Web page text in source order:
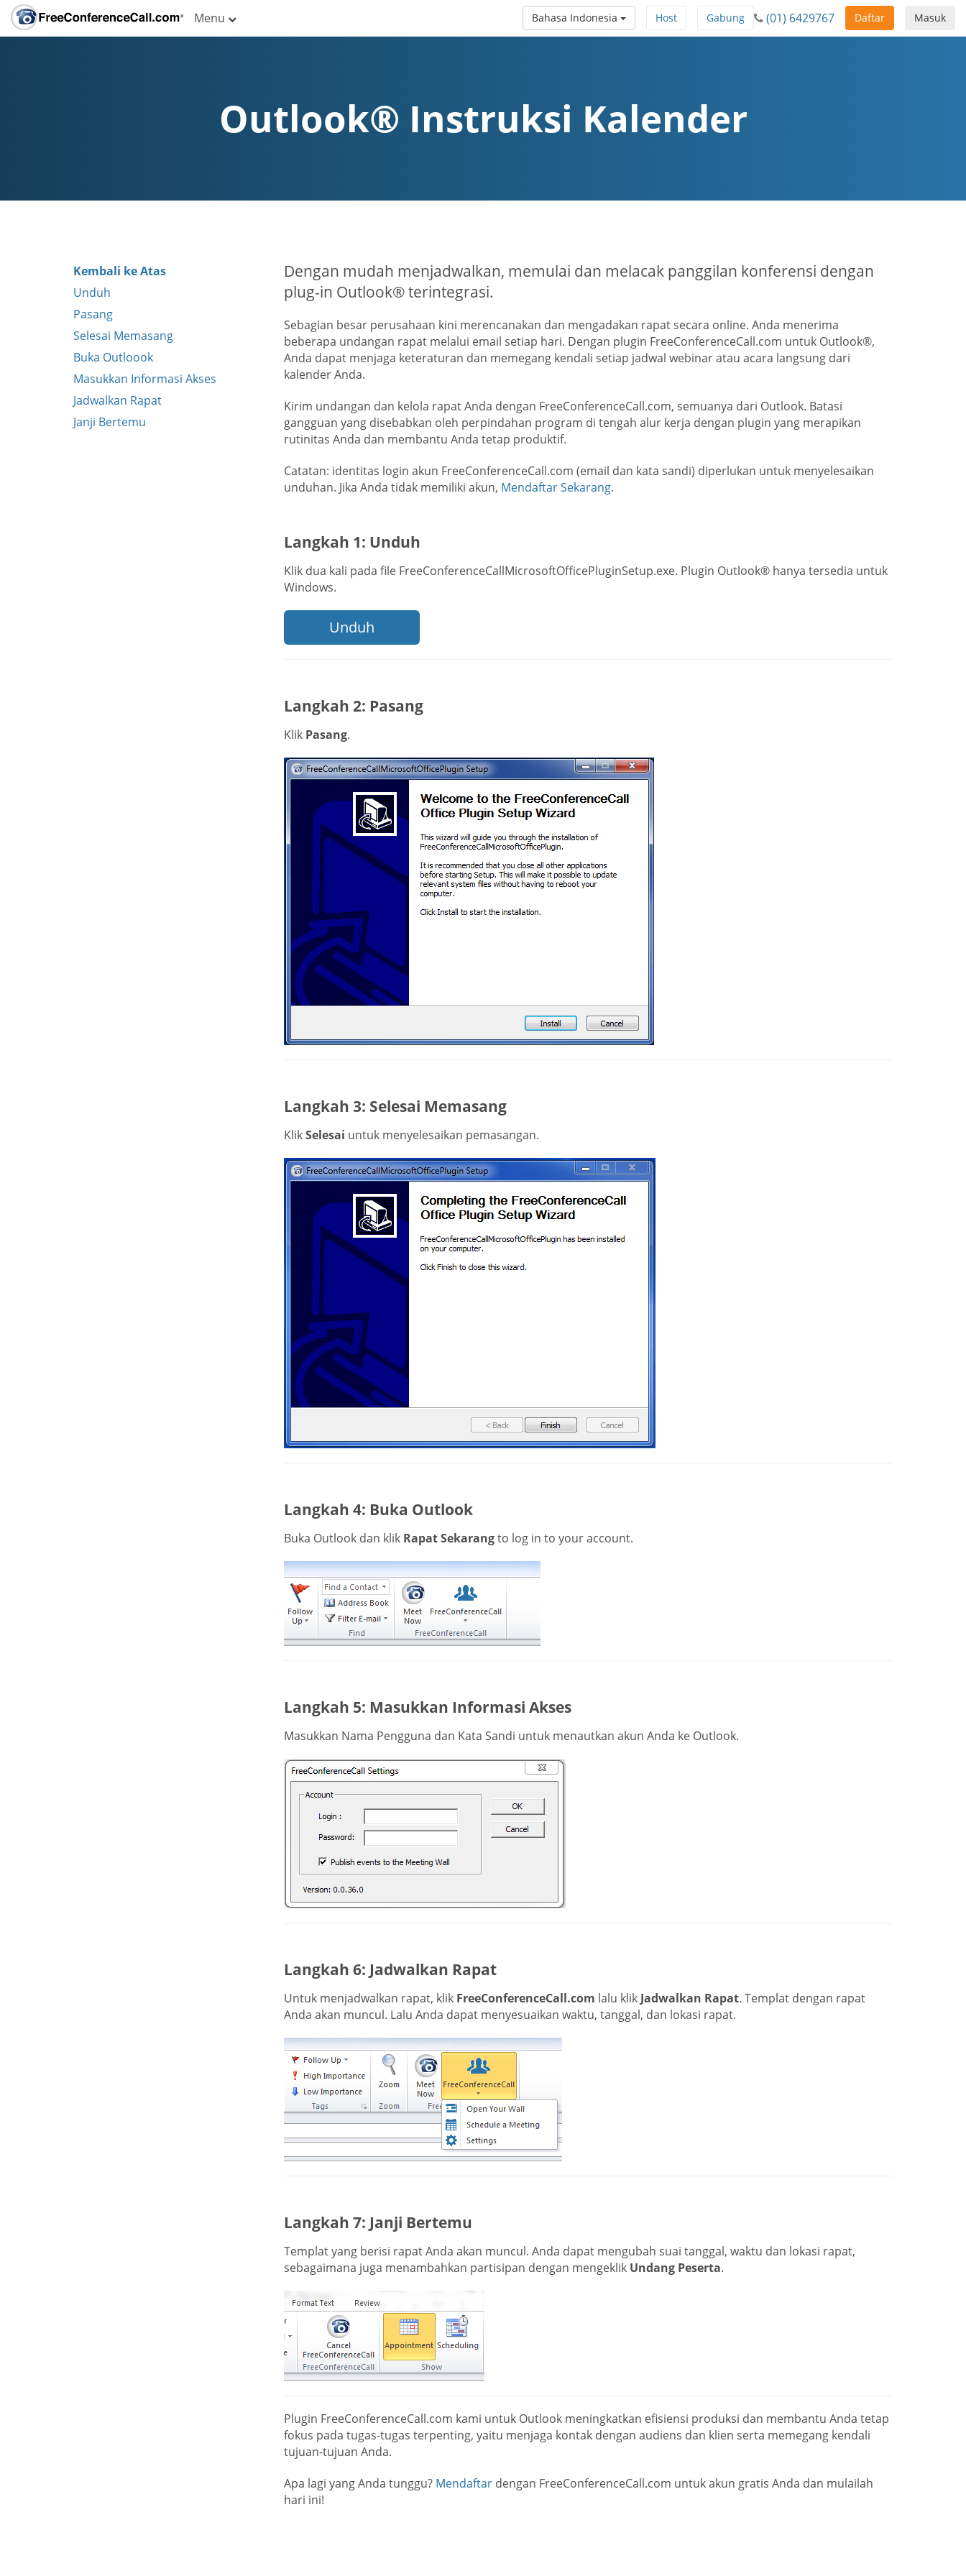
Menu Masuk
Daftar
(01) 6429767
Gabung
Host
Bahasa Indonesia
Outlook® Instruksi Kalender
Kembali ke Atas
Unduh
Pasang
Selesai Memasang
Buka Outloook
Masukkan Informasi Akses
Jadwalkan Rapat
Janji Bertemu
Dengan mudah menjadwalkan, memulai dan melacak panggilan konferensi dengan
plug-in Outlook® terintegrasi.
Sebagian besar perusahaan kini merencanakan dan mengadakan rapat secara online. Anda menerima
beberapa undangan rapat melalui email setiap hari. Dengan plugin FreeConferenceCall.com untuk Outlook®,
Anda dapat menjaga keteraturan dan memegang kendali setiap jadwal webinar atau acara langsung dari
kalender Anda.
Kirim undangan dan kelola rapat Anda dengan FreeConferenceCall.com, semuanya dari Outlook. Batasi
gangguan yang disebabkan oleh perpindahan program di tengah alur kerja dengan plugin yang merapikan
rutinitas Anda dan membantu Anda tetap produktif.
Catatan: identitas login akun FreeConferenceCall.com (email dan kata sandi) diperlukan untuk menyelesaikan
unduhan. Jika Anda tidak memiliki akun, Mendaftar Sekarang.
Langkah 1: Unduh
Klik dua kali pada file FreeConferenceCallMicrosoftOfficePluginSetup.exe. Plugin Outlook® hanya tersedia untuk
Windows.
Unduh
Langkah 2: Pasang
Klik Pasang.
Langkah 3: Selesai Memasang
KlikSelesai untuk menyelesaikan pemasangan.
Langkah 4: Buka Outlook
Buka Outlook dan klik Rapat Sekarangto log in to your account.
Langkah 5: Masukkan Informasi Akses
Masukkan Nama Pengguna dan Kata Sandi untuk menautkan akun Anda ke Outlook.
Langkah 6: Jadwalkan Rapat
Untuk menjadwalkan rapat, klik FreeConferenceCall.com lalu klik Jadwalkan Rapat. Templat dengan rapat
Anda akan muncul. Lalu Anda dapat menyesuaikan waktu, tanggal, dan lokasi rapat.
Langkah 7: Janji Bertemu
Templat yang berisi rapat Anda akan muncul. Anda dapat mengubah suai tanggal, waktu dan lokasi rapat,
sebagaimana juga menambahkan partisipan dengan mengeklik Undang Peserta.
Plugin FreeConferenceCall.com kami untuk Outlook meningkatkan efisiensi produksi dan membantu Anda tetap
fokus pada tugas-tugas terpenting, yaitu menjaga kontak dengan audiens dan klien serta memegang kendali
tujuan-tujuan Anda.
Apa lagi yang Anda tunggu? Mendaftardengan FreeConferenceCall.com untuk akun gratis Anda dan mulailah
hari ini!